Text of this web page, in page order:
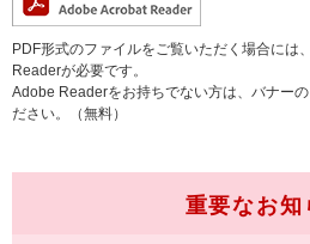
PDF形式のファイルをご覧いただく場合には
Readerが必要です。
Adobe Readerをお持ちでない方は、バナー
ださい。（無料）
重要なお知